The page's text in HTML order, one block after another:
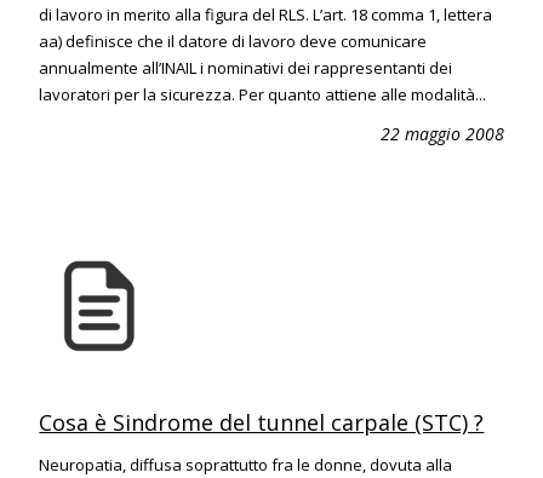
di lavoro in merito alla figura del RLS. L’art. 18 comma 1, lettera
aa) definisce che il datore di lavoro deve comunicare
annualmente all’INAIL i nominativi dei rappresentanti dei
lavoratori per la sicurezza. Per quanto attiene alle modalità...
22 maggio 2008
Cosa è Sindrome del tunnel carpale (STC) ?
Neuropatia, diffusa soprattutto fra le donne, dovuta alla